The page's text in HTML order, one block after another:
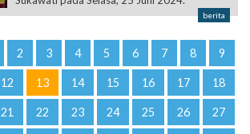
berita
2 3 4 5 6 7 8 9
12 13 14 15 16 17 18
21 22 23 24 25 26 27